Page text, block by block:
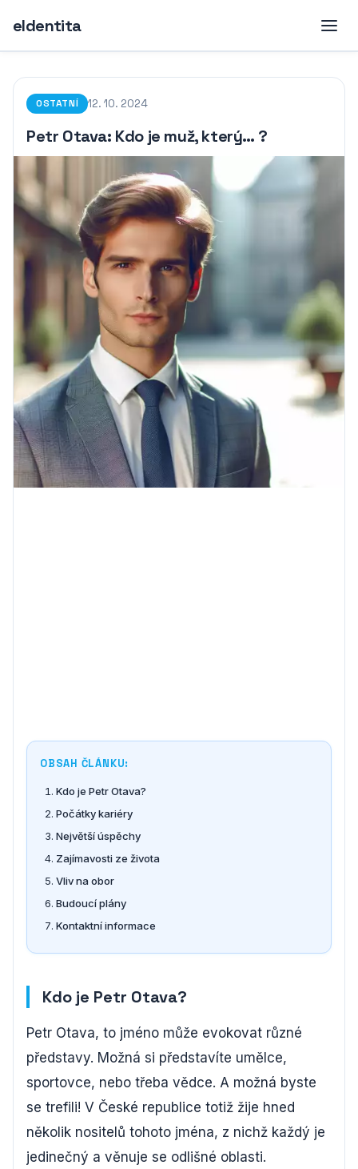
eIdentita
OSTATNÍ 12. 10. 2024
Petr Otava: Kdo je muž, který… ?
OBSAH ČLÁNKU:
Kdo je Petr Otava?
Počátky kariéry
Největší úspěchy
Zajímavosti ze života
Vliv na obor
Budoucí plány
Kontaktní informace
Kdo je Petr Otava?
Petr Otava, to jméno může evokovat různé
představy. Možná si představíte umělce,
sportovce, nebo třeba vědce. A možná byste
se trefili! V České republice totiž žije hned
několik nositelů tohoto jména, z nichž každý je
jedinečný a věnuje se odlišné oblasti.